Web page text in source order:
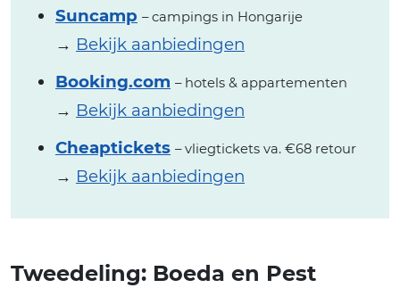
Suncamp – campings in Hongarije
→ Bekijk aanbiedingen
Booking.com – hotels & appartementen
→ Bekijk aanbiedingen
Cheaptickets – vliegtickets va. €68 retour
→ Bekijk aanbiedingen
Tweedeling: Boeda en Pest